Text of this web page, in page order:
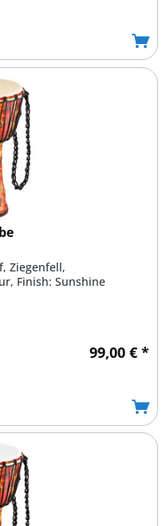
Ziegenfell,
Finish: Sunshine
99,00 € *